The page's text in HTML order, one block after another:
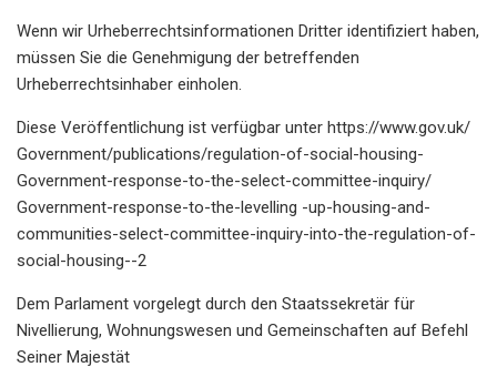
Wenn wir Urheberrechtsinformationen Dritter identifiziert haben,
müssen Sie die Genehmigung der betreffenden
Urheberrechtsinhaber einholen.
Diese Veröffentlichung ist verfügbar unter https://www.gov.uk/
Government/publications/regulation-of-social-housing-
Government-response-to-the-select-committee-inquiry/
Government-response-to-the-levelling -up-housing-and-
communities-select-committee-inquiry-into-the-regulation-of-
social-housing--2
Dem Parlament vorgelegt durch den Staatssekretär für
Nivellierung, Wohnungswesen und Gemeinschaften auf Befehl
Seiner Majestät